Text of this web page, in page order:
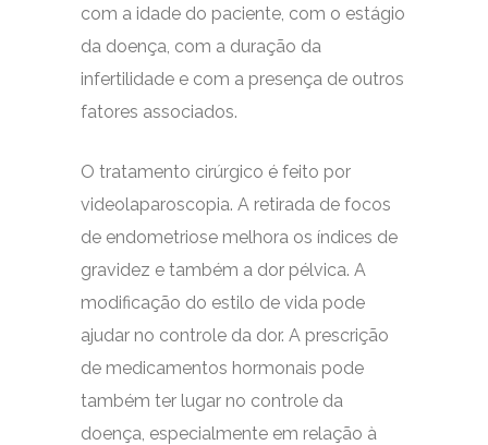
com a idade do paciente, com o estágio
da doença, com a duração da
infertilidade e com a presença de outros
fatores associados.
O tratamento cirúrgico é feito por
videolaparoscopia. A retirada de focos
de endometriose melhora os índices de
gravidez e também a dor pélvica. A
modificação do estilo de vida pode
ajudar no controle da dor. A prescrição
de medicamentos hormonais pode
também ter lugar no controle da
doença, especialmente em relação à